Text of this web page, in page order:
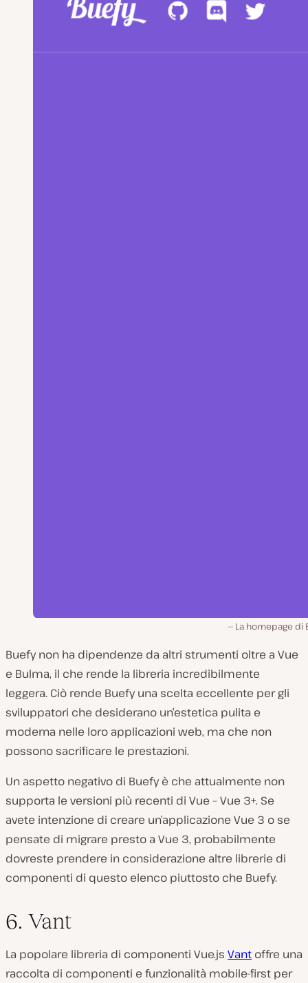
La homepage di
Buefy non ha dipendenze da altri strumenti oltre a Vue
e Bulma, il che rende la libreria incredibilmente
leggera. Ciò rende Buefy una scelta eccellente per gli
sviluppatori che desiderano un’estetica pulita e
moderna nelle loro applicazioni web, ma che non
possono sacrificare le prestazioni.
Un aspetto negativo di Buefy è che attualmente non
supporta le versioni più recenti di Vue – Vue 3+. Se
avete intenzione di creare un’applicazione Vue 3 o se
pensate di migrare presto a Vue 3, probabilmente
dovreste prendere in considerazione altre librerie di
componenti di questo elenco piuttosto che Buefy.
6. Vant
La popolare libreria di componenti Vue.js Vant offre una
raccolta di componenti e funzionalità mobile-first per